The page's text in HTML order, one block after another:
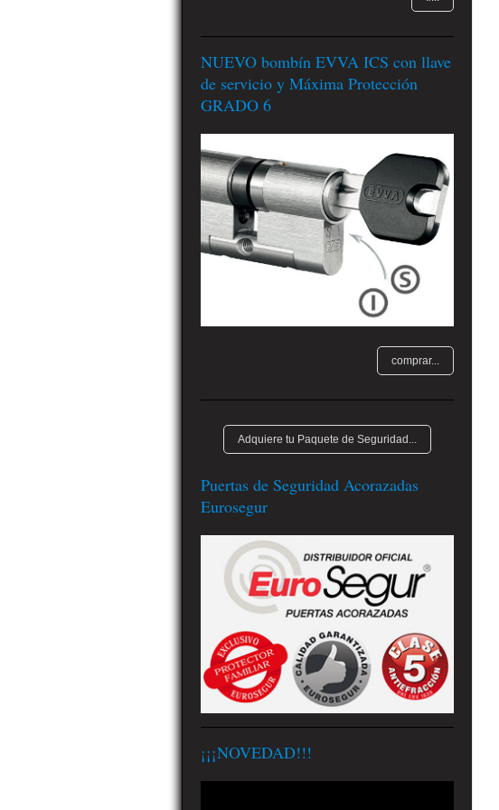
NUEVO bombín EVVA ICS con llave
de servicio y Máxima Protección
GRADO 6
comprar...
Adquiere tu Paquete de Seguridad...
Puertas de Seguridad Acorazadas
Eurosegur
¡¡¡NOVEDAD!!!